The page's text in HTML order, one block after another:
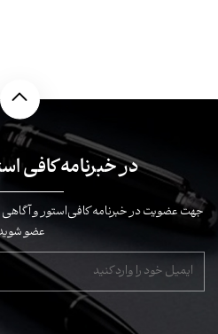
در خبرنامه کافی
جهت عضویت در خبرنامه کافی‌استور و
عضو